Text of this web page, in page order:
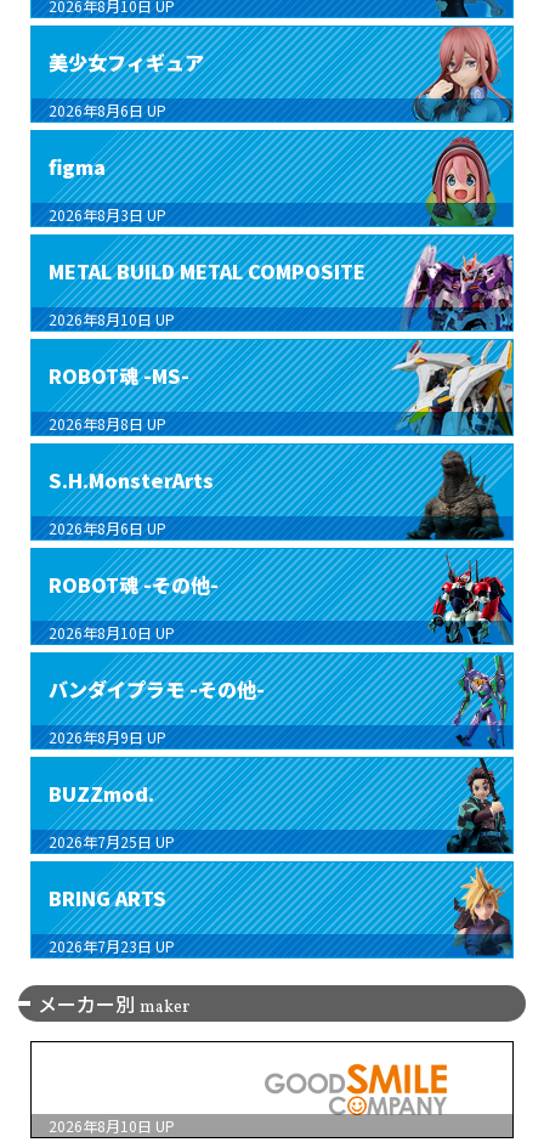
2026年8月10日 UP
美少女フィギュア
2026年8月6日 UP
figma
2026年8月3日 UP
METAL BUILD METAL COMPOSITE
2026年8月10日 UP
ROBOT魂 -MS-
2026年8月8日 UP
S.H.MonsterArts
2026年8月6日 UP
ROBOT魂 -その他-
2026年8月10日 UP
バンダイプラモ -その他-
2026年8月9日 UP
BUZZmod.
2026年7月25日 UP
BRING ARTS
2026年7月23日 UP
メーカー別 maker
2026年8月10日 UP